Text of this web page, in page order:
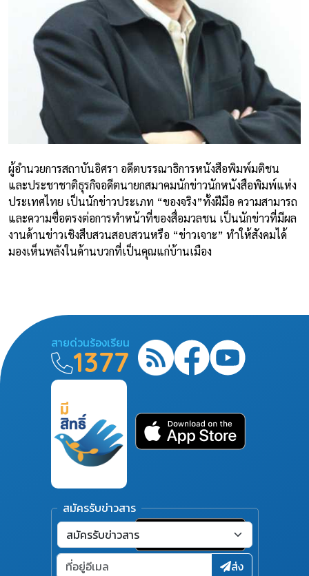
ผู้อำนวยการสถาบันอิศรา อดีตบรรณาธิการหนังสือพิมพ์มติชน
และประชาชาติธุรกิจอดีตนายกสมาคมนักข่าวนักหนังสือพิมพ์แห่ง
ประเทศไทย เป็นนักข่าวประเภท “ของจริง”ทั้งฝีมือ ความสามารถ
และความซื่อตรงต่อการทำหน้าที่ของสื่อมวลชน เป็นนักข่าวที่มีผล
งานด้านข่าวเชิงสืบสวนสอบสวนหรือ “ข่าวเจาะ” ทำให้สังคมได้
มองเห็นพลังในด้านบวกที่เป็นคุณแก่บ้านเมือง
สายด่วนร้องเรียน
1377
สมัครรับข่าวสาร
ส่ง